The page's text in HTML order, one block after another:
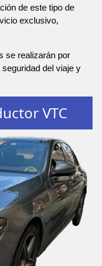
de este tipo de
exclusivo,
se realizarán por
del viaje y
VTC